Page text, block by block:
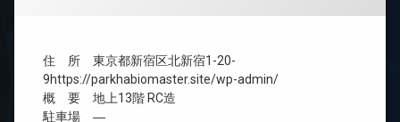
住 所 東京都新宿区北新宿1-20-
9https://parkhabiomaster.site/wp-admin/
概 要 地上13階 RC造
駐車場 ―